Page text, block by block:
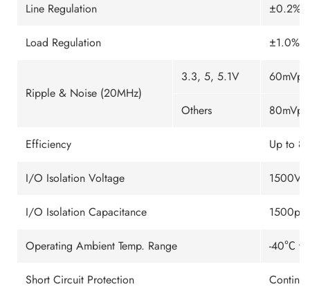
Line Regulation ±0.2%
Load Regulation ±1.0%
Ripple & Noise (20MHz)
3.3, 5, 5.1V 60mVp-
Others 80mVp-
Efficiency Up to
I/O Isolation Voltage
I/O Isolation Capacitance 1500pF
Operating Ambient Temp. Range -40℃ to
Short Circuit Protection